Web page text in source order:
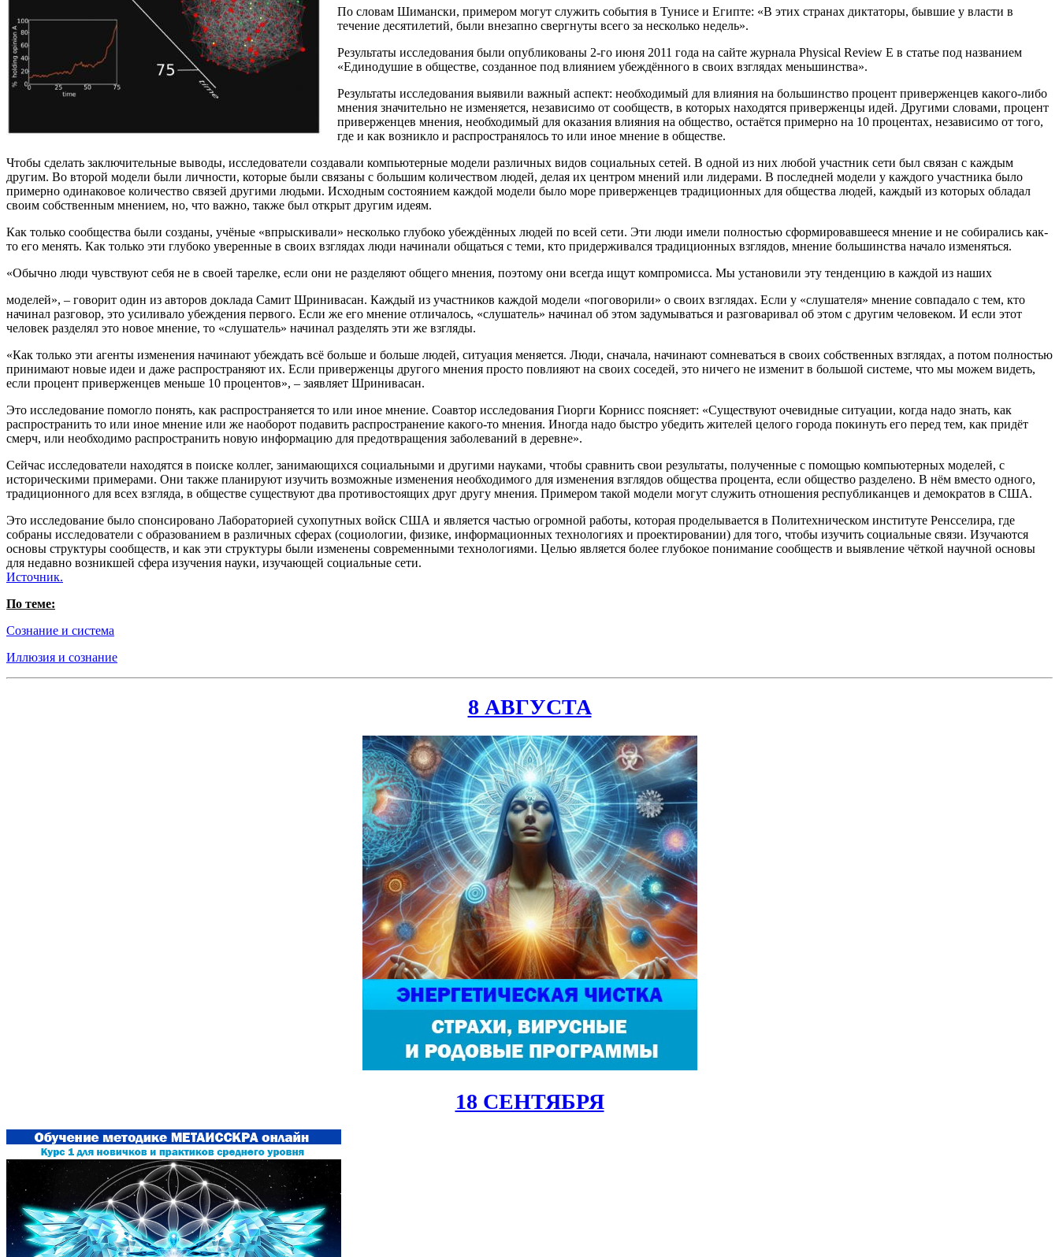
По словам Шимански, примером могут служить события в Тунисе и Египте: «В этих странах диктаторы, бывшие у власти в
течение десятилетий, были внезапно свергнуты всего за несколько недель».
Результаты исследования были опубликованы 2-го июня 2011 года на сайте журнала Physical Review E в статье под названием
«Единодушие в обществе, созданное под влиянием убеждённого в своих взглядах меньшинства».
Результаты исследования выявили важный аспект: необходимый для влияния на большинство процент приверженцев какого-либо
мнения значительно не изменяется, независимо от сообществ, в которых находятся приверженцы идей. Другими словами, процент
приверженцев мнения, необходимый для оказания влияния на общество, остаётся примерно на 10 процентах, независимо от того,
где и как возникло и распространялось то или иное мнение в обществе.
Чтобы сделать заключительные выводы, исследователи создавали компьютерные модели различных видов социальных сетей. В одной из них любой участник сети был связан с каждым
другим. Во второй модели были личности, которые были связаны с большим количеством людей, делая их центром мнений или лидерами. В последней модели у каждого участника было
примерно одинаковое количество связей другими людьми. Исходным состоянием каждой модели было море приверженцев традиционных для общества людей, каждый из которых обладал
своим собственным мнением, но, что важно, также был открыт другим идеям.
Как только сообщества были созданы, учёные «впрыскивали» несколько глубоко убеждённых людей по всей сети. Эти люди имели полностью сформировавшееся мнение и не собирались как-
то его менять. Как только эти глубоко уверенные в своих взглядах люди начинали общаться с теми, кто придерживался традиционных взглядов, мнение большинства начало изменяться.
«Обычно люди чувствуют себя не в своей тарелке, если они не разделяют общего мнения, поэтому они всегда ищут компромисса. Мы установили эту тенденцию в каждой из наших
моделей», – говорит один из авторов доклада Самит Шринивасан. Каждый из участников каждой модели «поговорили» о своих взглядах. Если у «слушателя» мнение совпадало с тем, кто
начинал разговор, это усиливало убеждения первого. Если же его мнение отличалось, «слушатель» начинал об этом задумываться и разговаривал об этом с другим человеком. И если этот
человек разделял это новое мнение, то «слушатель» начинал разделять эти же взгляды.
«Как только эти агенты изменения начинают убеждать всё больше и больше людей, ситуация меняется. Люди, сначала, начинают сомневаться в своих собственных взглядах, а потом полностью
принимают новые идеи и даже распространяют их. Если приверженцы другого мнения просто повлияют на своих соседей, это ничего не изменит в большой системе, что мы можем видеть,
если процент приверженцев меньше 10 процентов», – заявляет Шринивасан.
Это исследование помогло понять, как распространяется то или иное мнение. Соавтор исследования Гиорги Корнисс поясняет: «Существуют очевидные ситуации, когда надо знать, как
распространить то или иное мнение или же наоборот подавить распространение какого-то мнения. Иногда надо быстро убедить жителей целого города покинуть его перед тем, как придёт
смерч, или необходимо распространить новую информацию для предотвращения заболеваний в деревне».
Сейчас исследователи находятся в поиске коллег, занимающихся социальными и другими науками, чтобы сравнить свои результаты, полученные с помощью компьютерных моделей, с
историческими примерами. Они также планируют изучить возможные изменения необходимого для изменения взглядов общества процента, если общество разделено. В нём вместо одного,
традиционного для всех взгляда, в обществе существуют два противостоящих друг другу мнения. Примером такой модели могут служить отношения республиканцев и демократов в США.
Это исследование было спонсировано Лабораторией сухопутных войск США и является частью огромной работы, которая проделывается в Политехническом институте Ренсселира, где
собраны исследователи с образованием в различных сферах (социологии, физике, информационных технологиях и проектировании) для того, чтобы изучить социальные связи. Изучаются
основы структуры сообществ, и как эти структуры были изменены современными технологиями. Целью является более глубокое понимание сообществ и выявление чёткой научной основы
для недавно возникшей сфера изучения науки, изучающей социальные сети.
Источник.
По теме:
Сознание и система
Иллюзия и сознание
8 АВГУСТА
18 СЕНТЯБРЯ